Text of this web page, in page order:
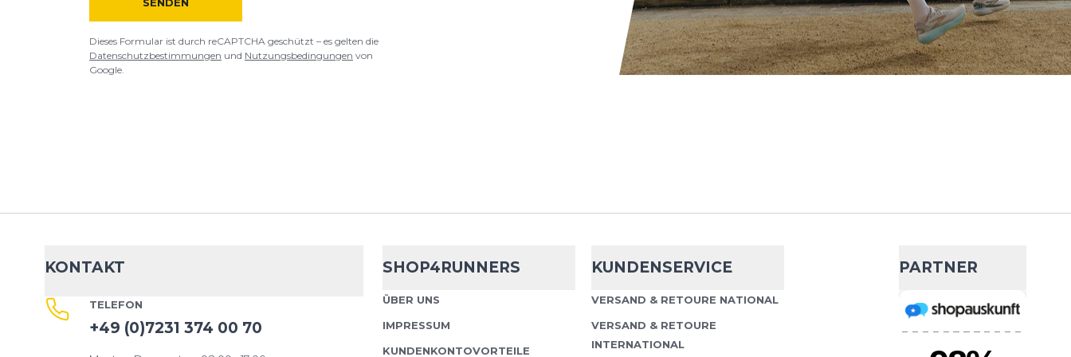
SkinnersSkinners 2.0
Compression
- 25 %
44,99 € 59,90 €
Compression
34,99 €
59,90 €
Tauche jetzt ein in das freie und doch geschützte
Barfuß Sohle machen...
Wähle deine Größe
SENDEN
Dieses Formular ist durch reCAPTCHA geschützt – es gelten die
Datenschutzbestimmungen und Nutzungsbedingungen von
Google.
KONTAKT
TELEFON
+49 (0)7231 374 00 70
SHOP4RUNNERS
ÜBER UNS
IMPRESSUM
KUNDENKONTOVORTEILE
KUNDENSERVICE
VERSAND & RETOURE NATIONAL
VERSAND & RETOURE
INTERNATIONAL
PARTNER